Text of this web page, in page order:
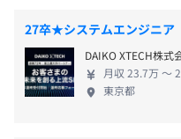
3～10名程度のチームに
・有給休暇
・慶弔休暇
・特別休暇
役員20.0%
管理職13.8%
を支える「AUTOSAR
待ちしております！
27卒★システムエンジニア
DAIKO XTECH株式
月収 23.7万 〜
東京都